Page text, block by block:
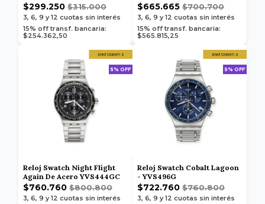
$299.250 $315.000
3, 6, 9 y 12 cuotas sin interés
15% off transf. bancaria:
$254.362,50
$665.665 $700.700
3, 6, 9 y 12 cuotas sin interés
15% off transf. bancaria:
$565.815,25
ENVÍO GRATIS
5% OFF
Reloj Swatch Night Flight
Again De Acero YVS444GC
$760.760 $800.800
3, 6, 9 y 12 cuotas sin interés
ENVÍO GRATIS
5% OFF
Reloj Swatch Cobalt Lagoon
- YVS496G
$722.760 $760.800
3, 6, 9 y 12 cuotas sin interés